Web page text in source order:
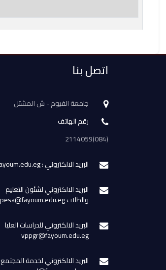
اتصل بنا
جامعة الفيوم - ش المشتل
رقم الهاتف
(084)2114059
البريد الالكتروني : ts@fayoum.edu.eg
البريد الالكتروني لشئون التعليم
والطلاب vpesa@fayoum.edu.eg
البريد الالكتروني للدراسات العليا
vppgr@fayoum.edu.eg
البريد الالكتروني لخدمة المجتمع